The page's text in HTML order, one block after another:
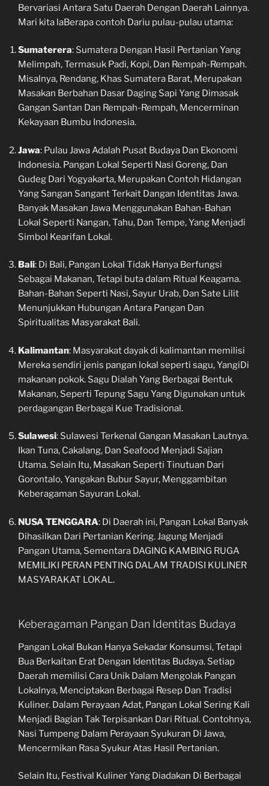
Bervariasi Antara Satu Daerah Dengan Daerah Lainnya.
Mari kita laBerapa contoh Dariu pulau-pulau utama:
Sumaterera: Sumatera Dengan Hasil Pertanian Yang
Melimpah, Termasuk Padi, Kopi, Dan Rempah-Rempah.
Misalnya, Rendang, Khas Sumatera Barat, Merupakan
Masakan Berbahan Dasar Daging Sapi Yang Dimasak
Gangan Santan Dan Rempah-Rempah, Mencerminan
Kekayaan Bumbu Indonesia.
Jawa: Pulau Jawa Adalah Pusat Budaya Dan Ekonomi
Indonesia. Pangan Lokal Seperti Nasi Goreng, Dan
Gudeg Dari Yogyakarta, Merupakan Contoh Hidangan
Yang Sangan Sangant Terkait Dangan Identitas Jawa.
Banyak Masakan Jawa Menggunakan Bahan-Bahan
Lokal Seperti Nangan, Tahu, Dan Tempe, Yang Menjadi
Simbol Kearifan Lokal.
Bali: Di Bali, Pangan Lokal Tidak Hanya Berfungsi
Sebagai Makanan, Tetapi buta dalam Ritual Keagama.
Bahan-Bahan Seperti Nasi, Sayur Urab, Dan Sate Lilit
Menunjukkan Hubungan Antara Pangan Dan
Spiritualitas Masyarakat Bali.
Kalimantan: Masyarakat dayak di kalimantan memilisi
Mereka sendiri jenis pangan lokal seperti sagu, YangiDi
makanan pokok. Sagu Dialah Yang Berbagai Bentuk
Makanan, Seperti Tepung Sagu Yang Digunakan untuk
perdagangan Berbagai Kue Tradisional.
Sulawesi: Sulawesi Terkenal Gangan Masakan Lautnya.
Ikan Tuna, Cakalang, Dan Seafood Menjadi Sajian
Utama. Selain Itu, Masakan Seperti Tinutuan Dari
Gorontalo, Yangakan Bubur Sayur, Menggambitan
Keberagaman Sayuran Lokal.
NUSA TENGGARA: Di Daerah ini, Pangan Lokal Banyak
Dihasilkan Dari Pertanian Kering. Jagung Menjadi
Pangan Utama, Sementara DAGING KAMBING RUGA
MEMILIKI PERAN PENTING DALAM TRADISI KULINER
MASYARAKAT LOKAL.
Keberagaman Pangan Dan Identitas Budaya
Pangan Lokal Bukan Hanya Sekadar Konsumsi, Tetapi
Bua Berkaitan Erat Dengan Identitas Budaya. Setiap
Daerah memilisi Cara Unik Dalam Mengolak Pangan
Lokalnya, Menciptakan Berbagai Resep Dan Tradisi
Kuliner. Dalam Perayaan Adat, Pangan Lokal Sering Kali
Menjadi Bagian Tak Terpisankan Dari Ritual. Contohnya,
Nasi Tumpeng Dalam Perayaan Syukuran Di Jawa,
Mencermikan Rasa Syukur Atas Hasil Pertanian.
Selain Itu, Festival Kuliner Yang Diadakan Di Berbagai